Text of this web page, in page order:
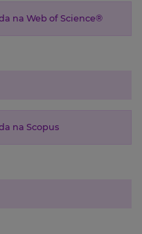
na Web of Science®
na Scopus